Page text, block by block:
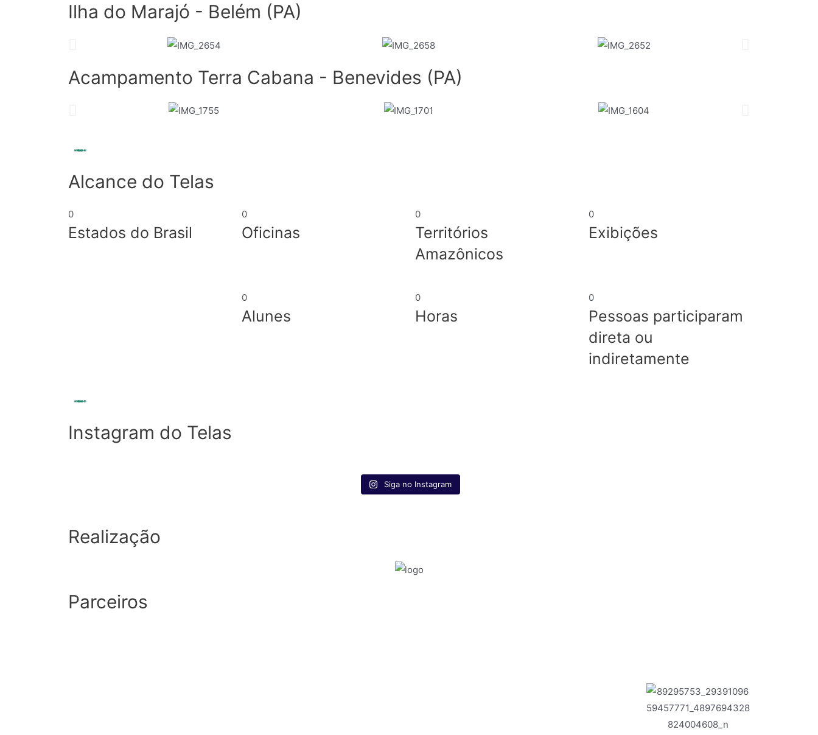
Ilha do Marajó - Belém (PA)
Acampamento Terra Cabana - Benevides (PA)
Alcance do Telas
0
Estados do Brasil
0
Oficinas
0
Territórios
Amazônicos
0
Exibições
0
Alunes
0
Horas
0
Pessoas participaram
direta ou
indiretamente
Instagram do Telas
Siga no Instagram
Realização
Parceiros